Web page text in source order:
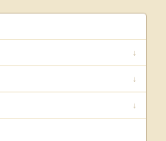
↓
↓
↓